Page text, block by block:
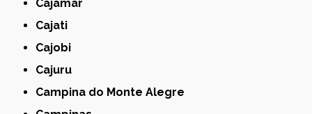
Cajamar
Cajati
Cajobi
Cajuru
Campina do Monte Alegre